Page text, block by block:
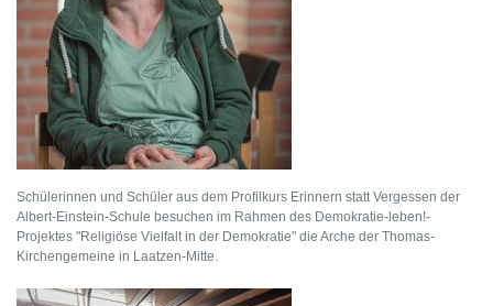
Schülerinnen und Schüler aus dem Profilkurs Erinnern statt Vergessen der
Albert-Einstein-Schule besuchen im Rahmen des Demokratie-leben!-
Projektes "Religiöse Vielfalt in der Demokratie" die Arche der Thomas-
Kirchengemeine in Laatzen-Mitte.